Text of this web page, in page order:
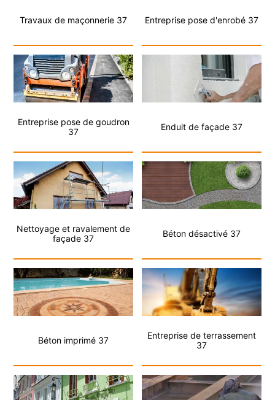
Travaux de maçonnerie 37 Entreprise pose d'enrobé 37
Entreprise pose de goudron
37
Enduit de façade 37
Nettoyage et ravalement de
façade 37
Béton désactivé 37
Béton imprimé 37
Entreprise de terrassement
37